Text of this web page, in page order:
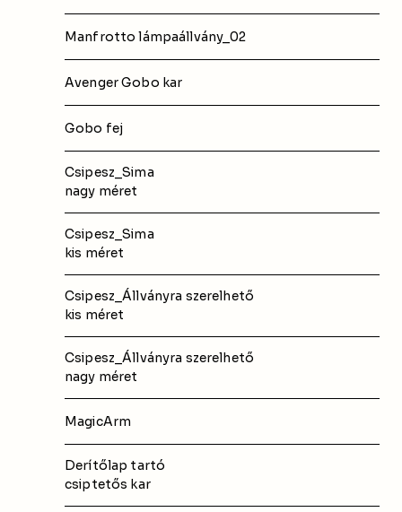
Manfrotto lámpaállvány_02
Avenger Gobo kar
Gobo fej
Csipesz_Sima
nagy méret
Csipesz_Sima
kis méret
Csipesz_Állványra szerelhető
kis méret
Csipesz_Állványra szerelhető
nagy méret
MagicArm
Derítőlap tartó
csiptetős kar